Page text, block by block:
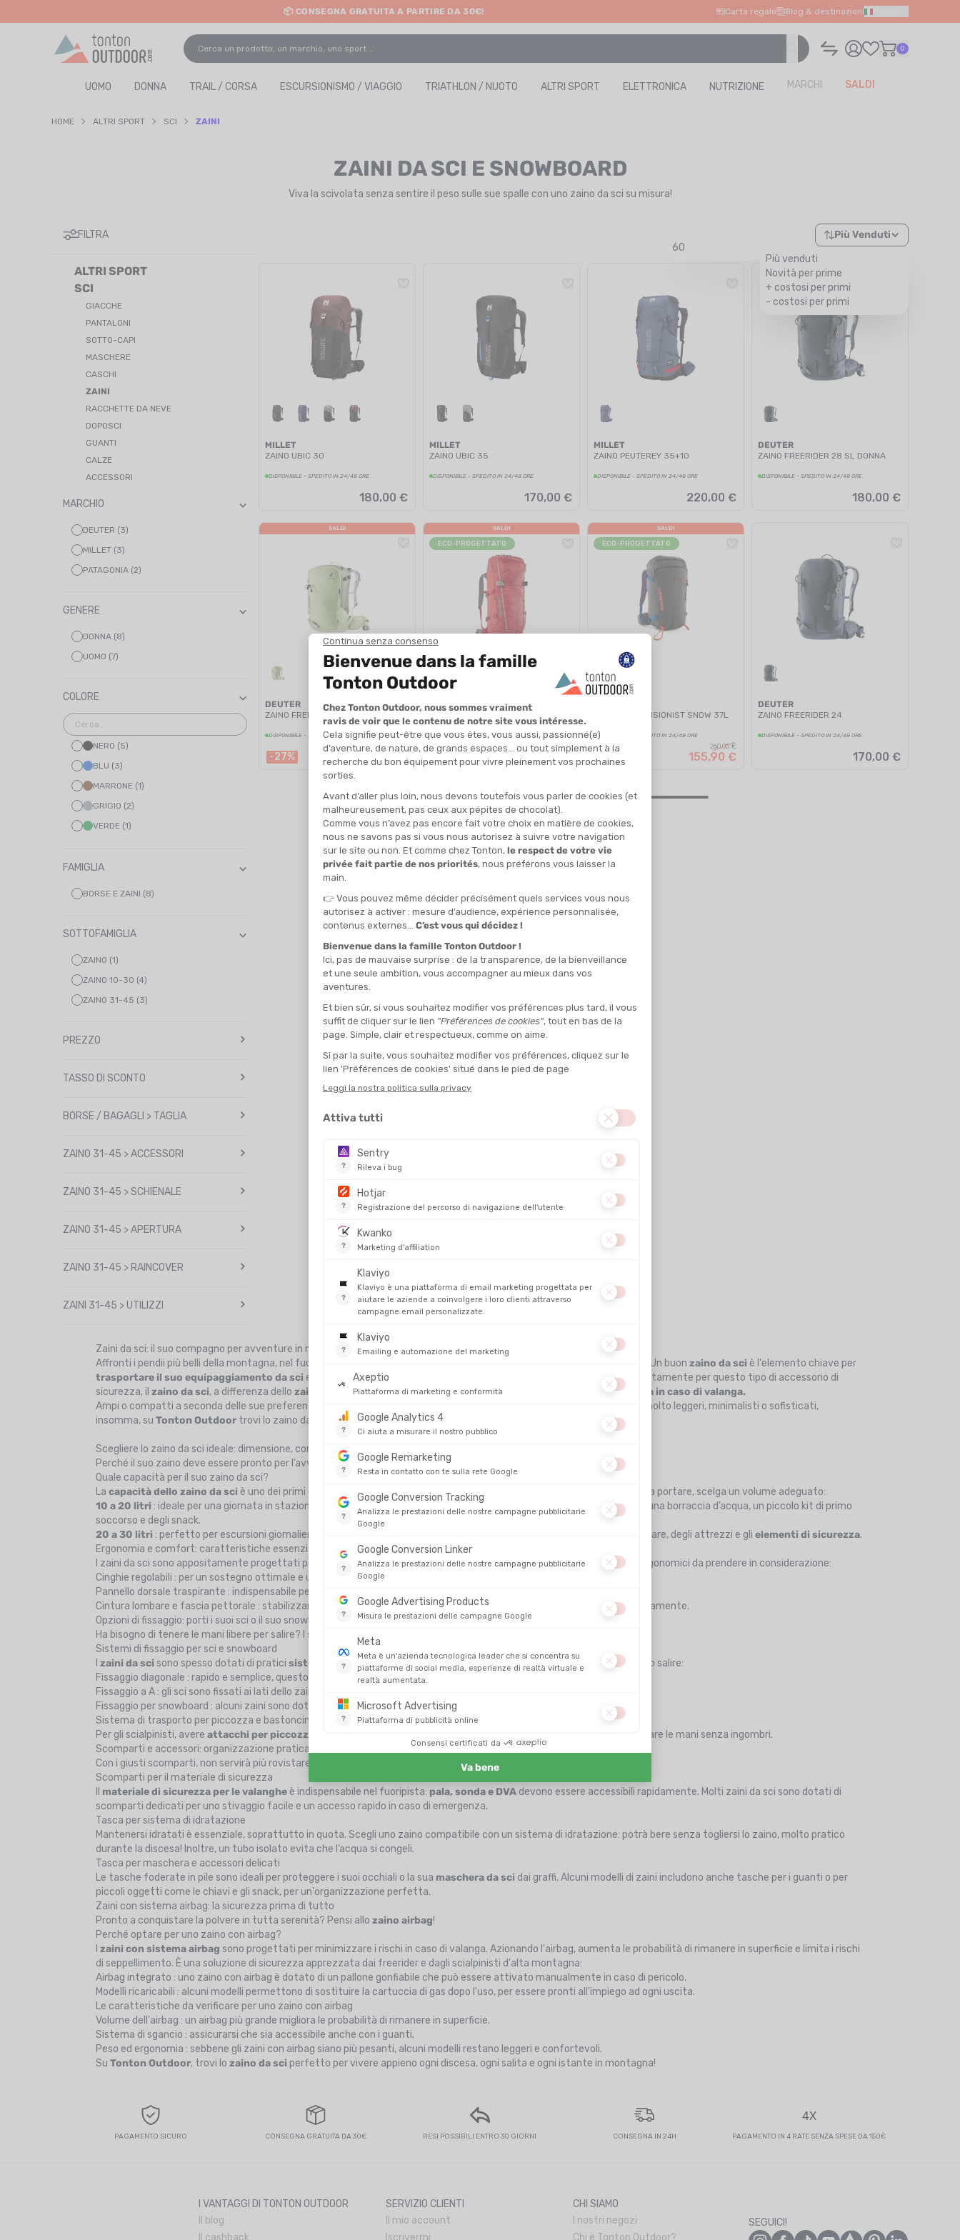
content
📦 CONSEGNA GRATUITA A PARTIRE DA 30€! Carta regalo Blog & destinazioni Italiano
0
UOMO DONNA TRAIL / CORSA ESCURSIONISMO / VIAGGIO TRIATHLON / NUOTO ALTRI SPORT ELETTRONICA NUTRIZIONE MARCHI SALDI
HOME ALTRI SPORT SCI ZAINI
ZAINI DA SCI E SNOWBOARD
Viva la scivolata senza sentire il peso sulle sue spalle con uno zaino da sci su misura!
FILTRA
60
Più Venduti
Più venduti
Novità per prime
+ costosi per primi
- costosi per primi
ALTRI SPORT
SCI
GIACCHE
PANTALONI
SOTTO-CAPI
MASCHERE
CASCHI
ZAINI
RACCHETTE DA NEVE
DOPOSCI
GUANTI
CALZE
ACCESSORI
MARCHIO
DEUTER (3)
MILLET (3)
PATAGONIA (2)
GENERE
DONNA (8)
UOMO (7)
COLORE
NERO (5)
BLU (3)
MARRONE (1)
GRIGIO (2)
VERDE (1)
BLU MARINO (1)
FAMIGLIA
BORSE E ZAINI (8)
SOTTOFAMIGLIA
ZAINO (1)
ZAINO 10-30 (4)
ZAINO 31-45 (3)
PREZZO
TASSO DI SCONTO
BORSE / BAGAGLI > TAGLIA
ZAINO 31-45 > ACCESSORI
ZAINO 31-45 > SCHIENALE
ZAINO 31-45 > APERTURA
ZAINO 31-45 > RAINCOVER
ZAINI 31-45 > UTILIZZI
MILLET
ZAINO UBIC 30
DISPONIBILE - SPEDITO IN 24/48 ORE
180,00 €
MILLET
ZAINO UBIC 35
DISPONIBILE - SPEDITO IN 24/48 ORE
170,00 €
MILLET
ZAINO PEUTEREY 35+10
DISPONIBILE - SPEDITO IN 24/48 ORE
220,00 €
DEUTER
ZAINO FREERIDER 28 SL DONNA
DISPONIBILE - SPEDITO IN 24/48 ORE
180,00 €
SALDI
DEUTER
ZAINO FREERIDER 28 SL DONNA
DISPONIBILE - SPEDITO IN 24/48 ORE
-27%
155,00 €
113,90 €
SALDI
ECO-PROGETTATO
PATAGONIA
ZAINO ASCENSIONIST 35L
DISPONIBILE - SPEDITO IN 24/48 ORE
-40%
189,00 €
112,90 €
SALDI
ECO-PROGETTATO
ZAINO DESCENSIONIST SNOW 37L
DISPONIBILE - SPEDITO IN 24/48 ORE
-40%
260,00 €
155,90 €
DEUTER
ZAINO FREERIDER 24
DISPONIBILE - SPEDITO IN 24/48 ORE
170,00 €
Hai visto 8 articoli su 8
Zaini da sci: il suo compagno per avventure in montagna!
Affronti i pendii più belli della montagna, nel fuoripista, nello sci alpinismo o nello snowboard, garantendo la sua sicurezza. Un buon zaino da sci è l'elemento chiave per
trasportare il suoequipaggiamento da sci e tenere l'essenziale a portata di mano come il suo
. Progettato appositamente per questo tipo di accessorio di
sicurezza, ilzaino da sci, a differenza dellozaino da escursionismo, dispone di tasche di stivaggio per
la pala e la sonda in caso di valanga.
Ampi o compatti a seconda delle sue preferenze, i nostri
rispondono alle sue esigenze. Molto accessoriati o molto leggeri, minimalisti o sofisticati,
insomma, suTonton Outdoor trovi lo zaino da sci perfetto per vivere le sue giornate di discesa invernali più belle!
Scegliere lo zaino da sci ideale: dimensione, comfort e funzionalità
Perché il suo zaino deve essere pronto per l’avventura tanto quanto Lei!
Quale capacità per il suo zaino da sci?
Lacapacità dello zaino da sci è uno dei primi criteri di scelta. In base alla durata della sua uscita e all’equipaggiamento da portare, scelga un volume adeguato:
10 a 20 litri : ideale per una giornata in stazione o per brevi escursioni. Sufficiente per portare accessori essenziali come una borraccia d’acqua, un piccolo kit di primo
soccorso e degli snack.
20 a 30 litri : perfetto per escursioni giornaliere o fuoripista. Questo volume permette di portare una giacca supplementare, degli attrezzi e gli elementi di sicurezza.
Ergonomia e comfort: caratteristiche essenziali
I zaini da sci sono appositamente progettati per essere confortevoli, anche quando sono carichi. Ecco alcuni elementi ergonomici da prendere in considerazione:
Cinghie regolabili : per un sostegno ottimale e una distribuzione equilibrata del peso.
Pannello dorsale traspirante : indispensabile per evitare il surriscaldamento durante le salite o le lunghe discese.
Cintura lombare e fascia pettorale : stabilizzano lo zaino e riducono la pressione sulle spalle, permettendole di sciare liberamente.
Opzioni di fissaggio: porti i suoi sci o il suo snowboard con facilità
Ha bisogno di tenere le mani libere per salire? I sistemi di fissaggio dello zaino sono pensati proprio per questo!
Sistemi di fissaggio per sci e snowboard
Izaini da sci sono spesso dotati di praticisistemi di fissaggio
per trasportare il suo materiale quando deve camminare o salire:
Fissaggio diagonale : rapido e semplice, questo fissaggio permette di portare gli sci in posizione inclinata sullo zaino.
Fissaggio a A : gli sci sono fissati ai lati dello zaino per un migliore equilibrio, ideale per escursioni più lunghe.
Fissaggio per snowboard : alcuni zaini sono dotati di cinghie specifiche per assicurare lo snowboard in tutta sicurezza.
Sistema di trasporto per piccozza e bastoncini
Per gli scialpinisti, avereattacchi per piccozza e bastoncini
è un vero plus. Queste cinghie dedicate consentono di liberare le mani senza ingombri.
Scomparti e accessori: organizzazione pratica per ogni avventura
Con i giusti scomparti, non servirà più rovistare sul fondo dello zaino!
Scomparti per il materiale di sicurezza
materiale di sicurezza per le valanghe è indispensabile nel fuoripista: pala, sonda e DVAdevono essere accessibili rapidamente. Molti zaini da sci sono dotati di
scomparti dedicati per uno stivaggio facile e un accesso rapido in caso di emergenza.
Tasca per sistema di idratazione
Mantenersi idratati è essenziale, soprattutto in quota. Scegli uno zaino compatibile con un sistema di idratazione: potrà bere senza togliersi lo zaino, molto pratico
durante la discesa! Inoltre, un tubo isolato evita che l’acqua si congeli.
Tasca per maschera e accessori delicati
Le tasche foderate in pile sono ideali per proteggere i suoi occhiali o la sua maschera da sci dai graffi. Alcuni modelli di zaini includono anche tasche per i guanti o per
piccoli oggetti come le chiavi e gli snack, per un'organizzazione perfetta.
Zaini con sistema airbag: la sicurezza prima di tutto
Pronto a conquistare la polvere in tutta serenità? Pensi allozaino airbag!
Perché optare per uno zaino con airbag?
Izaini con sistema airbag sono progettati per minimizzare i rischi in caso di valanga. Azionando l'airbag, aumenta le probabilità di rimanere in superficie e limita i rischi
di seppellimento. È una soluzione di sicurezza apprezzata dai freerider e dagli scialpinisti d'alta montagna:
Airbag integrato : uno zaino con airbag è dotato di un pallone gonfiabile che può essere attivato manualmente in caso di pericolo.
Modelli ricaricabili : alcuni modelli permettono di sostituire la cartuccia di gas dopo l'uso, per essere pronti all'impiego ad ogni uscita.
Le caratteristiche da verificare per uno zaino con airbag
Volume dell'airbag : un airbag più grande migliora le probabilità di rimanere in superficie.
Sistema di sgancio : assicurarsi che sia accessibile anche con i guanti.
Peso ed ergonomia : sebbene gli zaini con airbag siano più pesanti, alcuni modelli restano leggeri e confortevoli.
SuTonton Outdoor, trovi lozaino da sci perfetto per vivere appieno ogni discesa, ogni salita e ogni istante in montagna!
PAGAMENTO SICURO CONSEGNA GRATUITA DA 30€ RESI POSSIBILI ENTRO 30 GIORNI CONSEGNA IN 24H
4X
PAGAMENTO IN 4 RATE SENZA SPESE DA 150€
I VANTAGGI DI TONTON OUTDOOR
Il blog
Il cashback
SERVIZIO CLIENTI
Il mio account
Iscrivermi
CHI SIAMO
I nostri negozi
Chi è Tonton Outdoor?
SEGUICI!